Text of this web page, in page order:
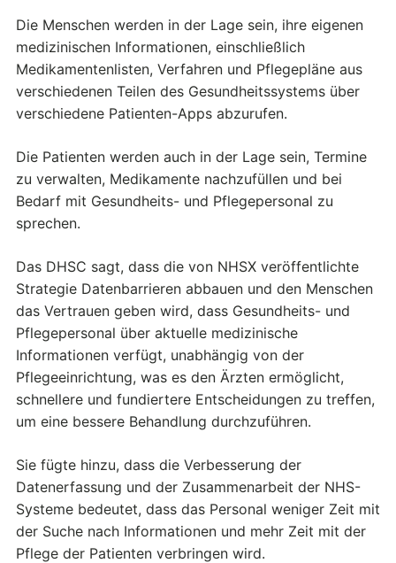
Die Menschen werden in der Lage sein, ihre eigenen
medizinischen Informationen, einschließlich
Medikamentenlisten, Verfahren und Pflegepläne aus
verschiedenen Teilen des Gesundheitssystems über
verschiedene Patienten-Apps abzurufen.
Die Patienten werden auch in der Lage sein, Termine
zu verwalten, Medikamente nachzufüllen und bei
Bedarf mit Gesundheits- und Pflegepersonal zu
sprechen.
Das DHSC sagt, dass die von NHSX veröffentlichte
Strategie Datenbarrieren abbauen und den Menschen
das Vertrauen geben wird, dass Gesundheits- und
Pflegepersonal über aktuelle medizinische
Informationen verfügt, unabhängig von der
Pflegeeinrichtung, was es den Ärzten ermöglicht,
schnellere und fundiertere Entscheidungen zu treffen,
um eine bessere Behandlung durchzuführen.
Sie fügte hinzu, dass die Verbesserung der
Datenerfassung und der Zusammenarbeit der NHS-
Systeme bedeutet, dass das Personal weniger Zeit mit
der Suche nach Informationen und mehr Zeit mit der
Pflege der Patienten verbringen wird.